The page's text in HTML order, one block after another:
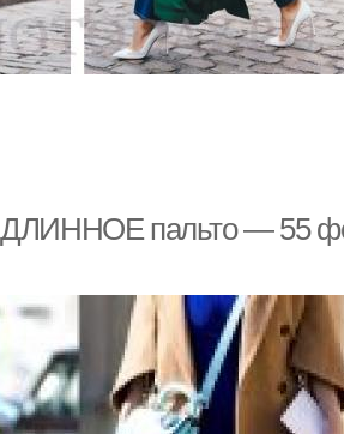
ДЛИННОЕ пальто — 55